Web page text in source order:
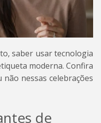
saber usar tecnologia
moderna. Confira
nessas celebrações
de